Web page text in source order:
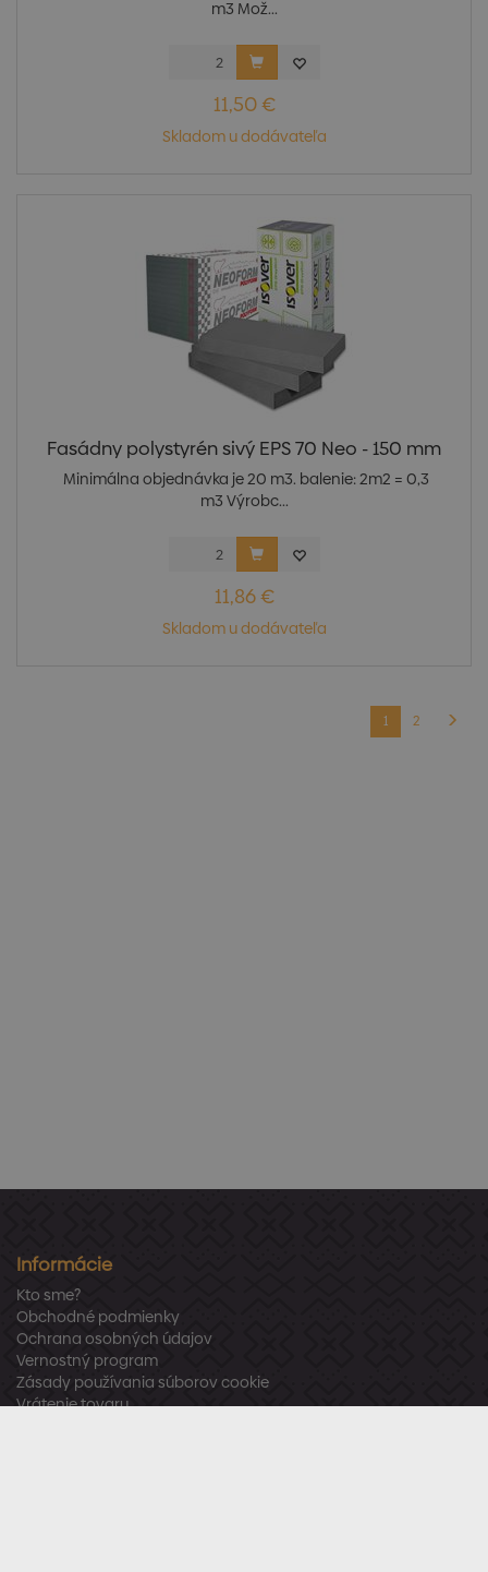
m3 Mož...
11,50 €
Skladom u dodávateľa
Fasádny polystyrén sivý EPS 70 Neo - 150 mm
Minimálna objednávka je 20 m3. balenie: 2m2 = 0,3
m3 Výrobc...
11,86 €
Skladom u dodávateľa
1 2
Informácie
Kto sme?
Obchodné podmienky
Ochrana osobných údajov
Vernostný program
Zásady používania súborov cookie
Vrátenie tovaru